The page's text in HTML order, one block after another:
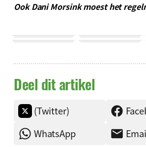
Ook Dani Morsink moest het
Deel dit artikel
(Twitter)
WhatsApp